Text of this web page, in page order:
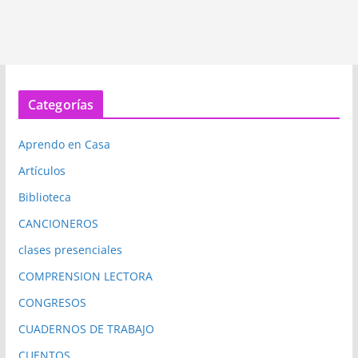
Categorías
Aprendo en Casa
Artículos
Biblioteca
CANCIONEROS
clases presenciales
COMPRENSION LECTORA
CONGRESOS
CUADERNOS DE TRABAJO